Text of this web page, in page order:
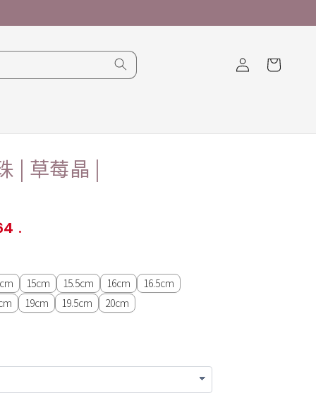
登
入
物
| 草莓晶 |
.
15cm 15.5cm 16cm
16.5cm
19cm 19.5cm 20cm